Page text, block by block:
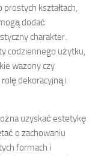
prostych kształtach,
dodać
charakter.
codziennego użytku,
wazony czy
dekoracyjną i
uzyskać estetykę
o zachowaniu
formach i